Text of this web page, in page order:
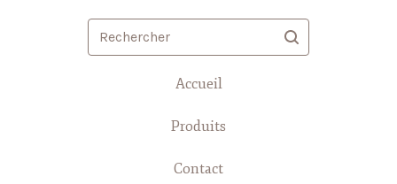
Rechercher
Accueil
Produits
Contact